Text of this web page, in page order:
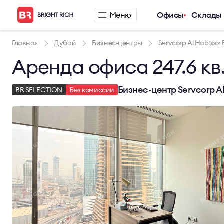
Меню Офисы Склады
Главная Дубай Бизнес-центры Servcorp Al Habtoor
Аренда офиса 247.6
BR SELECTION Без комиссии Бизнес-центр Servcorp
О компании
Услуги
Новости
Карьера
Контакты
Аренда офиса
Аренда
Аренда склада